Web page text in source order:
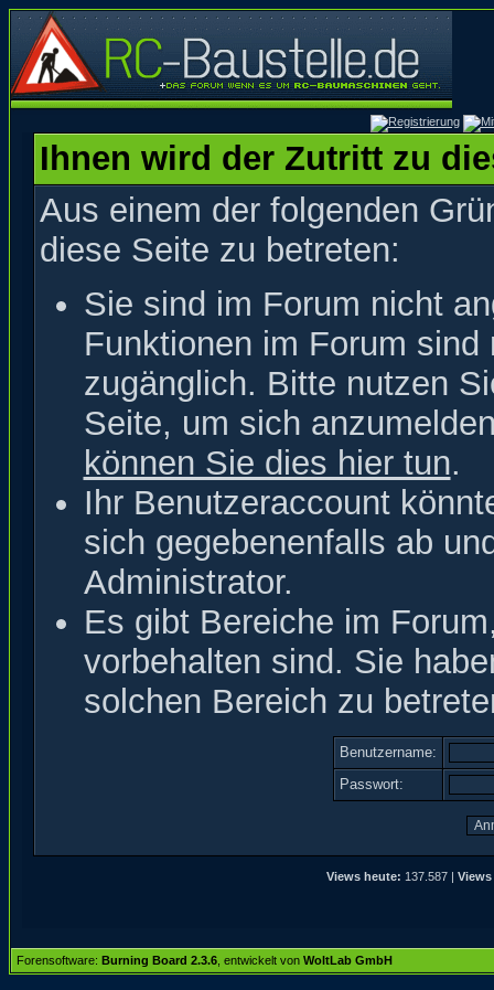
Ihnen wird der Zutritt zu
Aus einem der folgenden
diese Seite zu betreten:
Sie sind im Forum nicht
Funktionen im Forum
zugänglich. Bitte nutzen
Seite, um sich
können Sie dies hier tun.
Ihr Benutzeraccount
sich gegebenenfalls ab
Administrator.
Es gibt Bereiche im
vorbehalten sind. Sie
solchen Bereich zu
Benutzername:
Passwort:
Views heute: 137.587 |
Forensoftware: Burning Board 2.3.6 , entwickelt von WoltLab GmbH